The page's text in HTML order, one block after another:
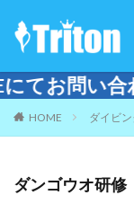
さい。
HOME ダイビ
ダンゴウオ研修